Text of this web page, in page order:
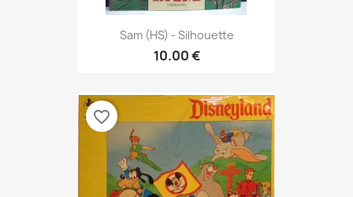
Sam (HS) - Silhouette
10.00 €
favorite_border